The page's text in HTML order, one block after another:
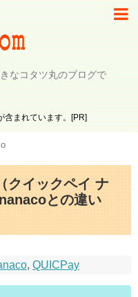
なコタツ丸のブログで
まれています。[PR]
クイックペイ ナ
との違い
,QUICPay